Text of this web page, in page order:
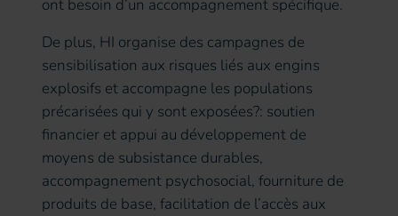
ont besoin d’un accompagnement spécifique.
De plus, HI organise des campagnes de
sensibilisation aux risques liés aux engins
explosifs et accompagne les populations
précarisées qui y sont exposées?: soutien
financier et appui au développement de
moyens de subsistance durables,
accompagnement psychosocial, fourniture de
produits de base, facilitation de l’accès aux